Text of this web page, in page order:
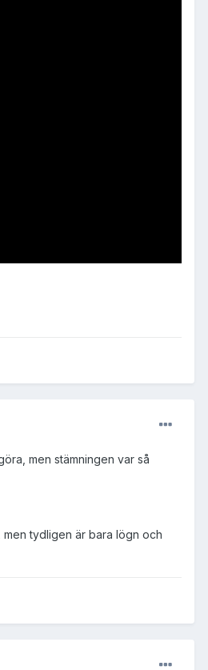
men stämningen var så
tydligen är bara lögn och